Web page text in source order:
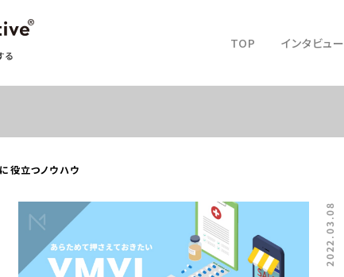
TOP インタビュー
役立つノウハウ
2022.03.08